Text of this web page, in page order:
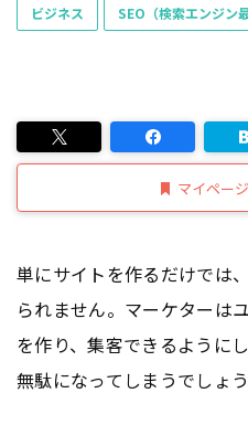
ビジネス SEO（検索エンジン
マイペー
単にサイトを作るだけでは
られません。マーケターは
を作り、集客できるように
無駄になってしまうでしょう